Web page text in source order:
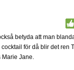
betyda att man
för då blir det ren
Marie Jane.